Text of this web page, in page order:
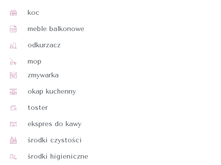
koc
meble balkonowe
odkurzacz
mop
zmywarka
okap kuchenny
toster
ekspres do kawy
środki czystości
środki higieniczne